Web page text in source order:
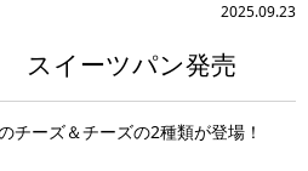
2025.09.23
スイーツパン発売
チーズ＆チーズの2種類が登場！